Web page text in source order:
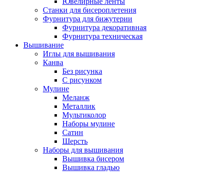
Станки для бисероплетения
Фурнитура для бижутерии
Фурнитура декоративная
Фурнитура техническая
Вышивание
Иглы для вышивания
Канва
Без рисунка
С рисунком
Мулине
Меланж
Металлик
Мультиколор
Наборы мулине
Сатин
Шерсть
Наборы для вышивания
Вышивка бисером
Вышивка гладью